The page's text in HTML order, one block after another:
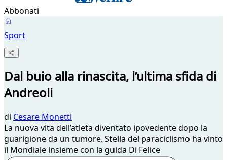
Abbonati
Sport
Dal buio alla rinascita, l’ultima sfida di
Andreoli
di Cesare Monetti
La nuova vita dell’atleta diventato ipovedente dopo la
guarigione da un tumore. Stella del paraciclismo ha vinto
il Mondiale insieme con la guida Di Felice